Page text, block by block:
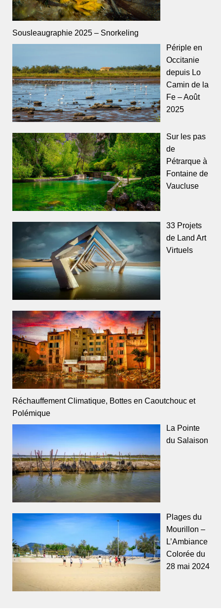
Sousleaugraphie 2025 – Snorkeling
Périple en
Occitanie
depuis Lo
Camin de la
Fe – Août
2025
Sur les pas
de
Pétrarque à
Fontaine de
Vaucluse
33 Projets
de Land Art
Virtuels
Réchauffement Climatique, Bottes en Caoutchouc et
Polémique
La Pointe
du Salaison
Plages du
Mourillon –
L’Ambiance
Colorée du
28 mai 2024